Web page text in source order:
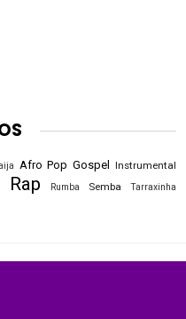
Afro Pop Gospel Instrumental
Rap Rumba Semba Tarraxinha